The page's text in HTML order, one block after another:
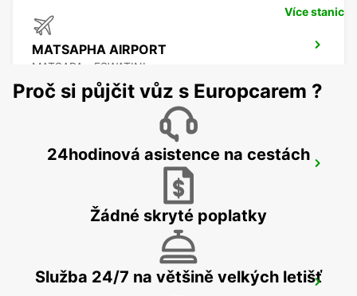
MATSAPHA AIRPORT
MATSAPA - ESWATINI
MBABANE DOWNTOWN
MKUZE
Více stanic
Proč si půjčit vůz s Europcarem ?
24hodinová asistence na cestách
Žádné skryté poplatky
Služba 24/7 na většině velkých letišť